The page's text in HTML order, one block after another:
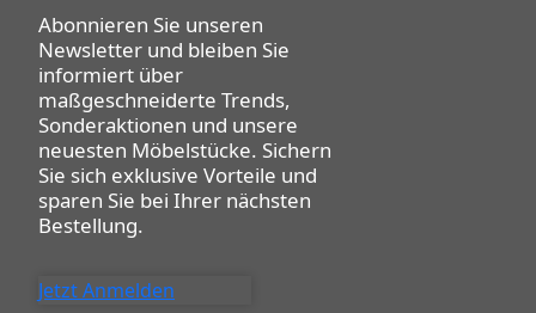
Abonnieren Sie unseren
Newsletter und bleiben Sie
informiert über
maßgeschneiderte Trends,
Sonderaktionen und unsere
neuesten Möbelstücke. Sichern
Sie sich exklusive Vorteile und
sparen Sie bei Ihrer nächsten
Bestellung.
Jetzt Anmelden